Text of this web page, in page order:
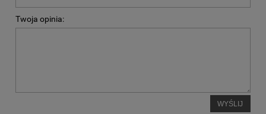
Twoja opinia:
WYŚLIJ